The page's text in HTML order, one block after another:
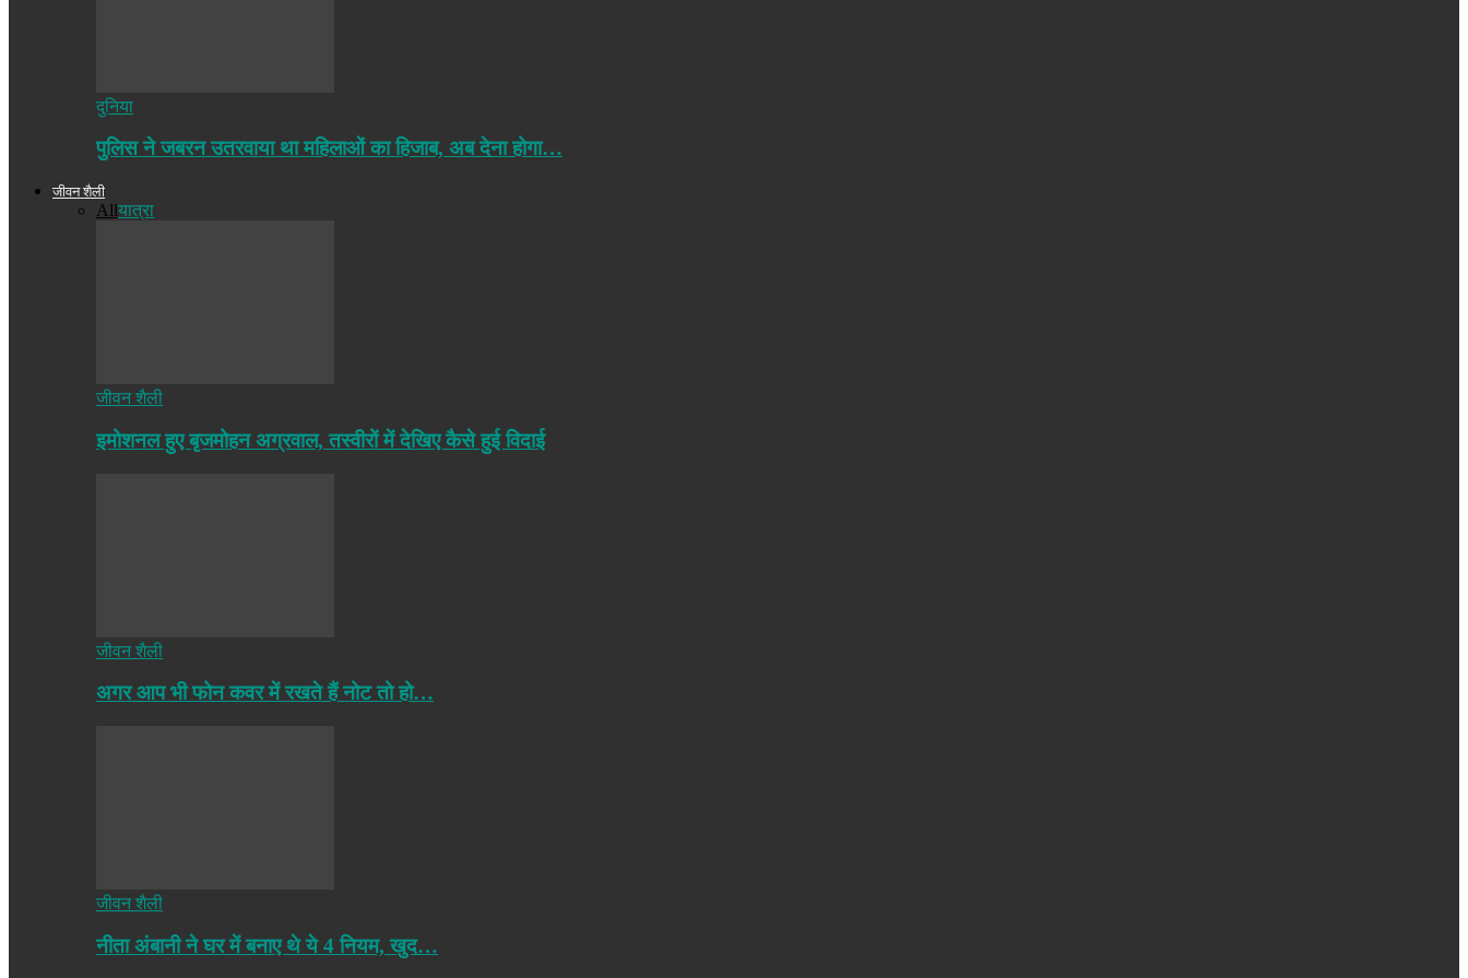
दुनिया
पुलिस ने जबरन उतरवाया था महिलाओं का हिजाब, अब देना होगा…
जीवन शैली
Allयात्रा
जीवन शैली
इमोशनल हुए बृजमोहन अग्रवाल, तस्वीरों में देखिए कैसे हुई विदाई
जीवन शैली
अगर आप भी फोन कवर में रखते हैं नोट तो हो…
जीवन शैली
नीता अंबानी ने घर में बनाए थे ये 4 नियम, खुद…